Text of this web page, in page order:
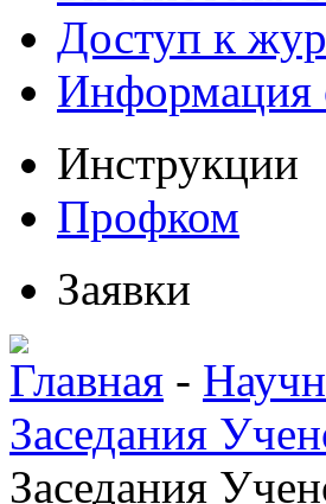
Доступ к
Информация
Инструкции
Профком
Заявки
Главная -
Заседания
Заседания